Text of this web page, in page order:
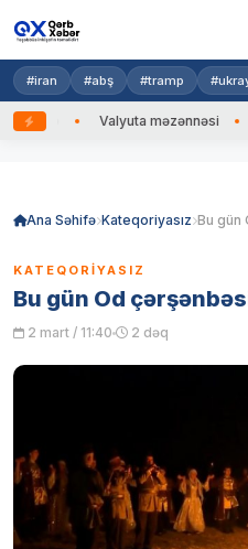
#iran #abş #tramp
Valyuta məzənnəsi
Ana Səhifə Kateqoriyasız Bu gün
KATEQORIYASIZ
Bu gün Od
2 mart / 11:40 2 dəq